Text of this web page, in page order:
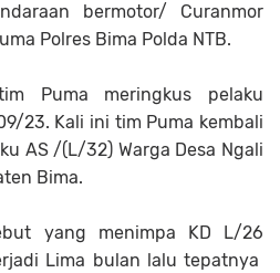
bermotor/ Curanmor
Polres Bima Polda NTB.
Puma meringkus pelaku
23. Kali ini tim Puma kembali
AS /(L/32) Warga Desa Ngali
Bima.
yang menimpa KD L/26
Lima bulan lalu tepatnya